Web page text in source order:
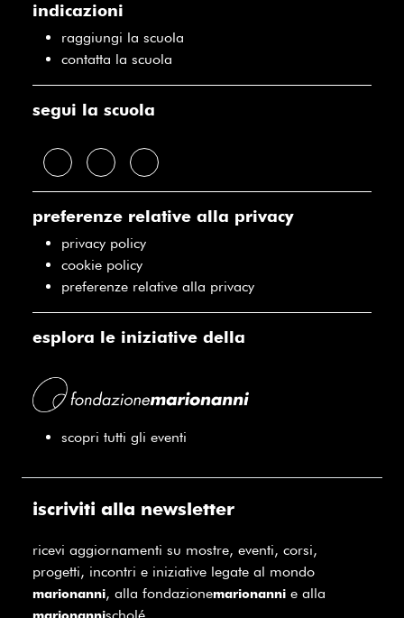
indicazioni
raggiungi la scuola
contatta la scuola
segui la scuola
preferenze relative alla privacy
privacy policy
cookie policy
preferenze relative alla privacy
esplora le iniziative della
scopri tutti gli eventi
iscriviti alla newsletter
ricevi aggiornamenti su mostre, eventi, corsi,
progetti, incontri e iniziative legate al mondo
marionanni, alla fondazionemarionanni e alla